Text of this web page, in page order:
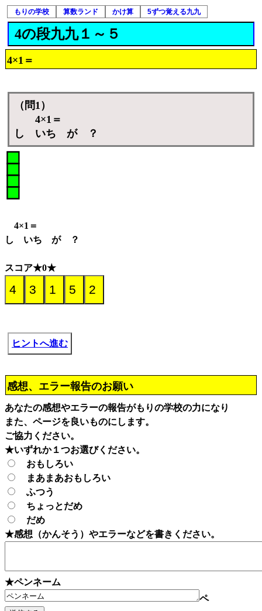
もりの学校 算数ランド かけ算 5ずつ覚える九九
4の段九九１～５
4×1＝
（問1）
4×1＝
し いち が ？
4×1＝
し いち が ？
スコア★0★
ヒントへ進む
感想、エラー報告のお願い
あなたの感想やエラーの報告がもりの学校の力になり
また、ページを良いものにします。
ご協力ください。
★いずれか１つお選びください。
おもしろい
まあまあおもしろい
ふつう
ちょっとだめ
だめ
★感想（かんそう）やエラーなどを書きください。
★ペンネーム
ペ